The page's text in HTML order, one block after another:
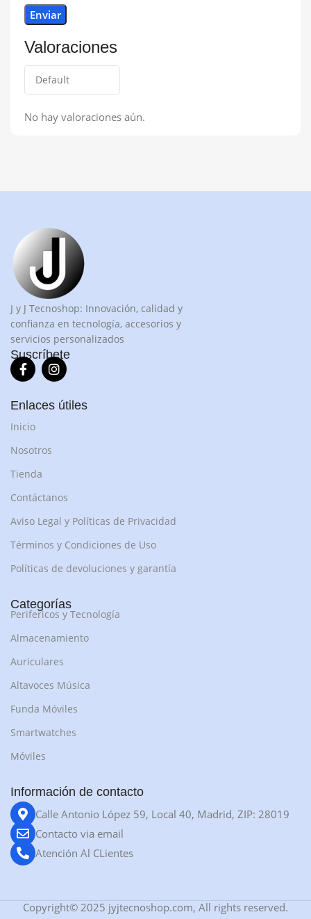
Valoraciones
No hay valoraciones aún.
J y J Tecnoshop: Innovación, calidad y
confianza en tecnología, accesorios y
servicios personalizados
Suscríbete
Enlaces útiles
Inicio
Nosotros
Tienda
Contáctanos
Aviso Legal y Políticas de Privacidad
Términos y Condiciones de Uso
Políticas de devoluciones y garantía
Categorías
Perifericos y Tecnología
Almacenamiento
Auriculares
Altavoces Música
Funda Móviles
Smartwatches
Móviles
Información de contacto
Calle Antonio López 59, Local 40, Madrid, ZIP: 28019
Contacto via email
Atención Al CLientes
Copyright© 2025 jyjtecnoshop.com, All rights reserved.